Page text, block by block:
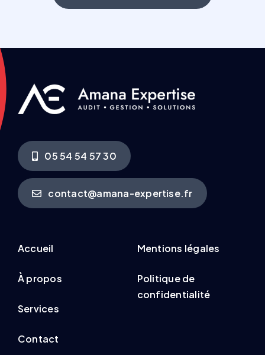
05 54 54 57 30
contact@amana-expertise.fr
Accueil
À propos
Services
Contact
Mentions légales
Politique de
confidentialité